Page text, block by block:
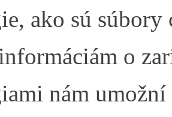
ako sú súbory
o
nám